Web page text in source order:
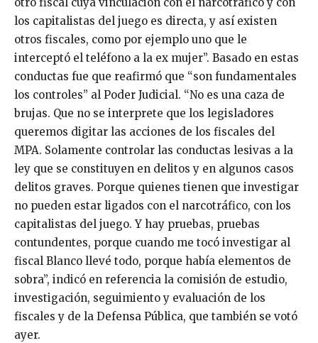
los capitalistas del juego es directa, y así existen
otros fiscales, como por ejemplo uno que le
interceptó el teléfono a la ex mujer”. Basado en estas
conductas fue que reafirmó que “son fundamentales
los controles” al Poder Judicial. “No es una caza de
brujas. Que no se interprete que los legisladores
queremos digitar las acciones de los fiscales del
MPA. Solamente controlar las conductas lesivas a la
ley que se constituyen en delitos y en algunos casos
delitos graves. Porque quienes tienen que investigar
no pueden estar ligados con el narcotráfico, con los
capitalistas del juego. Y hay pruebas, pruebas
contundentes, porque cuando me tocó investigar al
fiscal Blanco llevé todo, porque había elementos de
sobra”, indicó en referencia la comisión de estudio,
investigación, seguimiento y evaluación de los
fiscales y de la Defensa Pública, que también se votó
ayer.